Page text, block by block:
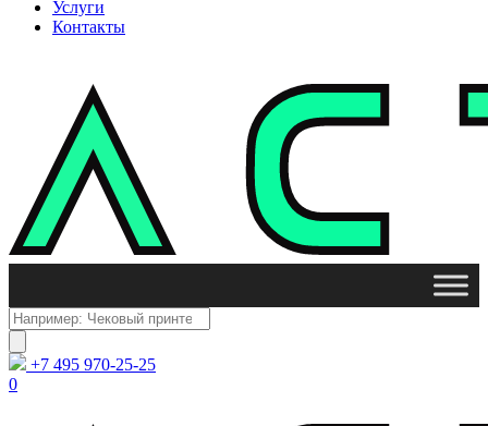
Услуги
Контакты
Поиск
товаров
+7 495 970-25-25
0